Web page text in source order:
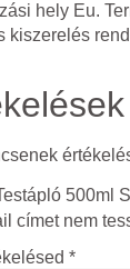
hely Eu.
kiszerelés
500ml
címet nem
*